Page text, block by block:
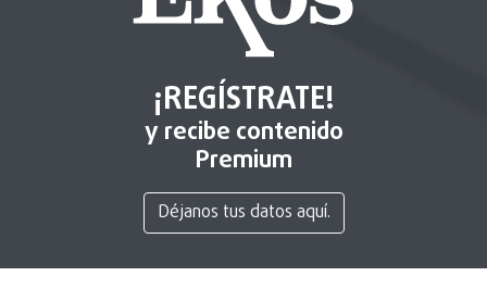
¡REGÍSTRATE!
y recibe contenido
Premium
Déjanos tus datos aquí.